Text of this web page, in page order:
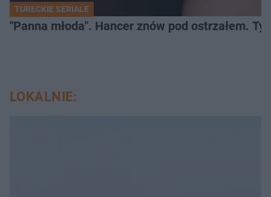
TURECKIE SERIALE
"Panna młoda". Hancer znów pod ostrzałem.
LOKALNIE: